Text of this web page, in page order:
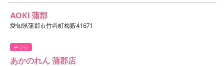
AOKI 蒲郡
愛知県蒲郡市竹谷町梅藪41671
チラシ
あかのれん 蒲郡店